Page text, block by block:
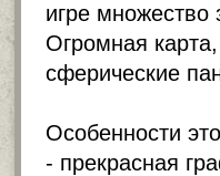
игре
Огромная
сферические
Особенности
- прекрасная